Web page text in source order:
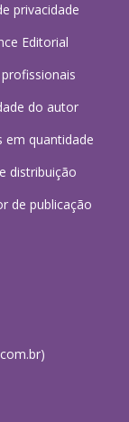
privacidade
Editorial
do autor
em quantidade
distribuição
de publicação